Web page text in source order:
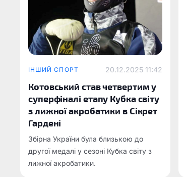
ІНШИЙ СПОРТ 20.12.2025 11:42
Котовський став четвертим у
суперфіналі етапу Кубка світу
з лижної акробатики в Сікрет
Гардені
Збірна України була близькою до
другої медалі у сезоні Кубка світу з
лижної акробатики.